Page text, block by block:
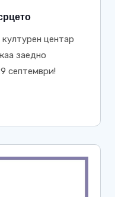
центар
заедно
септември!